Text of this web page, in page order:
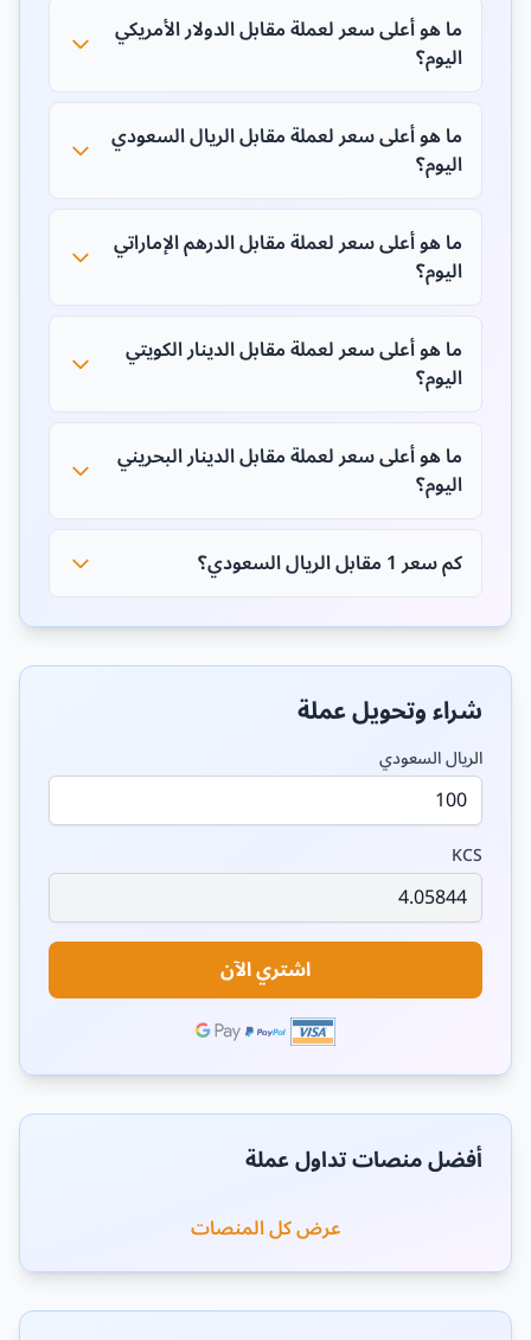
ما هو أعلى سعر لعملة مقابل الدولار الأمريكي
اليوم؟
ما هو أعلى سعر لعملة مقابل الريال السعودي
اليوم؟
ما هو أعلى سعر لعملة مقابل الدرهم الإماراتي
اليوم؟
ما هو أعلى سعر لعملة مقابل الدينار الكويتي
اليوم؟
ما هو أعلى سعر لعملة مقابل الدينار البحريني
اليوم؟
كم سعر 1 مقابل الريال السعودي؟
شراء وتحويل عملة
الريال السعودي
KCS
اشتري الآن
أفضل منصات تداول عملة
عرض كل المنصات